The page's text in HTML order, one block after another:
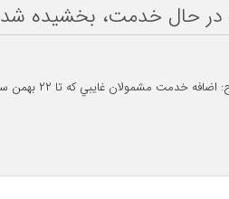
در حال خدمت، بخشيده شد
خود را برای خدمت دوره سربازي معرفي کنند بخشيده شده است.